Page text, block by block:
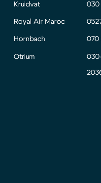
Kruidvat
Royal Air Maroc
Hornbach
Otrium
030
070